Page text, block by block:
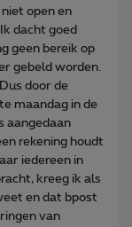
open en
dacht goed
geen bereik op
gebeld worden.
door de
maandag in de
aangedaan
rekening houdt
iedereen in
kreeg ik als
en dat bpost
van